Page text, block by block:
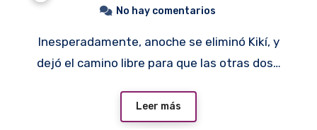
No hay comentarios
Inesperadamente, anoche se eliminó Kikí, y
dejó el camino libre para que las otras dos…
Leer más